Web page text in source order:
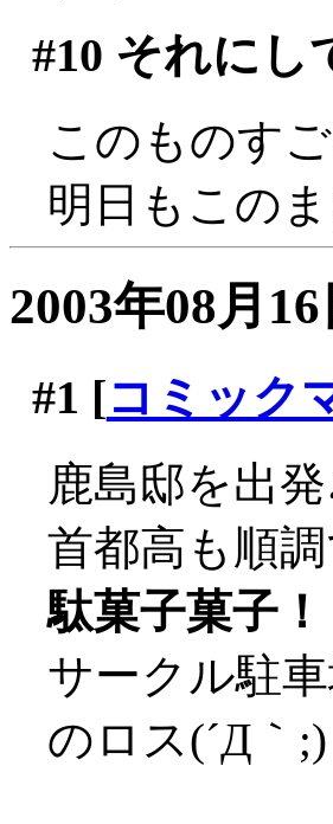
#10 それにし
このものす
明日もこの
2003年08月
#1 [コミック
鹿島邸を出発
首都高も順
駄菓子菓子！
サークル駐
のロス(´Д｀;)